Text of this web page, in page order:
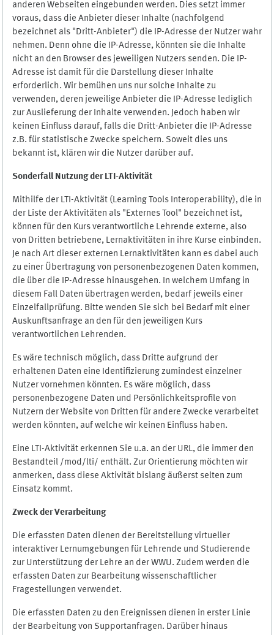
anderen Webseiten eingebunden werden. Dies setzt immer
voraus, dass die Anbieter dieser Inhalte (nachfolgend
bezeichnet als "Dritt-Anbieter") die IP-Adresse der Nutzer wahr
nehmen. Denn ohne die IP-Adresse, könnten sie die Inhalte
nicht an den Browser des jeweiligen Nutzers senden. Die IP-
Adresse ist damit für die Darstellung dieser Inhalte
erforderlich. Wir bemühen uns nur solche Inhalte zu
verwenden, deren jeweilige Anbieter die IP-Adresse lediglich
zur Auslieferung der Inhalte verwenden. Jedoch haben wir
keinen Einfluss darauf, falls die Dritt-Anbieter die IP-Adresse
z.B. für statistische Zwecke speichern. Soweit dies uns
bekannt ist, klären wir die Nutzer darüber auf.
Sonderfall Nutzung der LTI-Aktivität
Mithilfe der LTI-Aktivität (Learning Tools Interoperability), die in
der Liste der Aktivitäten als "Externes Tool" bezeichnet ist,
können für den Kurs verantwortliche Lehrende externe, also
von Dritten betriebene, Lernaktivitäten in ihre Kurse einbinden.
Je nach Art dieser externen Lernaktivitäten kann es dabei auch
zu einer Übertragung von personenbezogenen Daten kommen,
die über die IP-Adresse hinausgehen. In welchem Umfang in
diesem Fall Daten übertragen werden, bedarf jeweils einer
Einzelfallprüfung. Bitte wenden Sie sich bei Bedarf mit einer
Auskunftsanfrage an den für den jeweiligen Kurs
verantwortlichen Lehrenden.
Es wäre technisch möglich, dass Dritte aufgrund der
erhaltenen Daten eine Identifizierung zumindest einzelner
Nutzer vornehmen könnten. Es wäre möglich, dass
personenbezogene Daten und Persönlichkeitsprofile von
Nutzern der Website von Dritten für andere Zwecke verarbeitet
werden könnten, auf welche wir keinen Einfluss haben.
Eine LTI-Aktivität erkennen Sie u.a. an der URL, die immer den
Bestandteil /mod/lti/ enthält. Zur Orientierung möchten wir
anmerken, dass diese Aktivität bislang äußerst selten zum
Einsatz kommt.
Zweck der Verarbeitung
Die erfassten Daten dienen der Bereitstellung virtueller
interaktiver Lernumgebungen für Lehrende und Studierende
zur Unterstützung der Lehre an der WWU. Zudem werden die
erfassten Daten zur Bearbeitung wissenschaftlicher
Fragestellungen verwendet.
Die erfassten Daten zu den Ereignissen dienen in erster Linie
der Bearbeitung von Supportanfragen. Darüber hinaus